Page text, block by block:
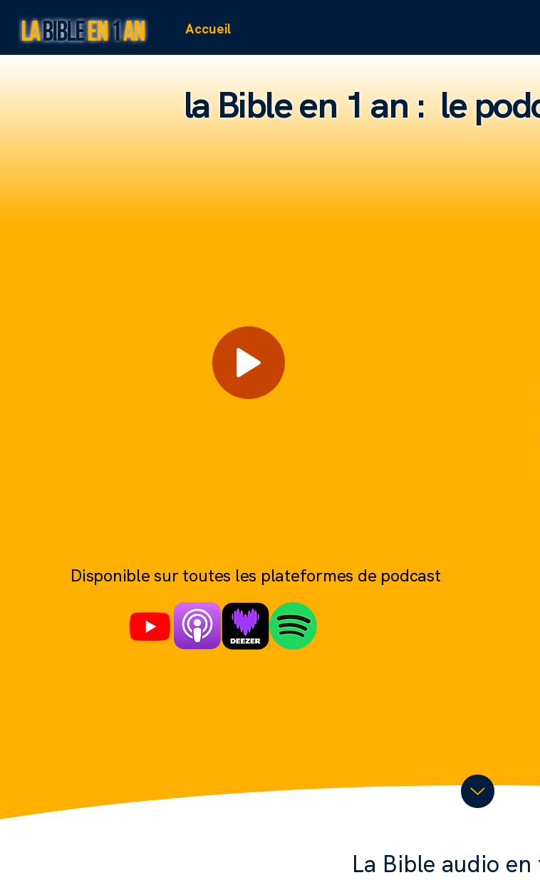
LABIBLEEN1AN Accueil
Disponible sur toutes les plateformes de podcast
la Bible en 1 an : le
La Bible audio